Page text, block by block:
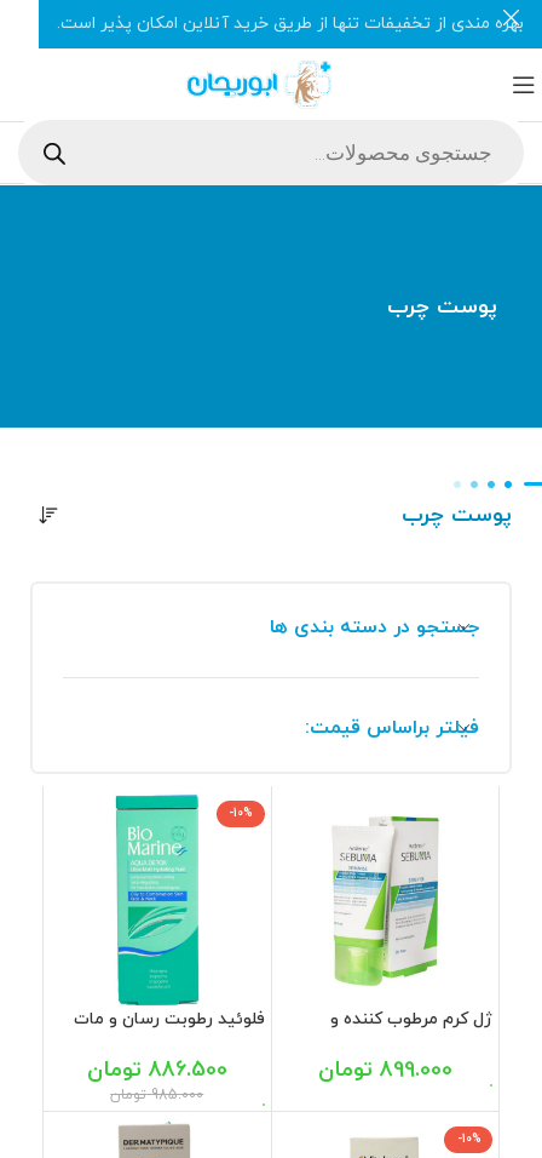
پوست چرب
پوست چرب
جستجو در دسته بندی ها
فیلتر براساس قیمت:
ژل کرم مرطوب کننده و
چرب و آسیب دیده آردن
سبوما 40 میل
899.000 تومان
-10%
فلوئید رطوبت رسان و مات
بایومارین 50 میل
985.000 تومان
886.500 تومان
-10%
بهره مندی از تخفیفات تنها از طریق خرید آنلاین امکان پذیر است.